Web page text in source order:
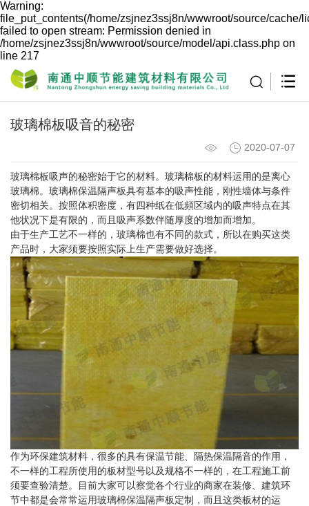
Warning:
file_put_contents(/home/zsjnez3ssj8n/wwwroot/source/cache/
failed to open stream: Permission denied in
/home/zsjnez3ssj8n/wwwroot/source/model/api.class.php on
line 217
玻璃棉板吸音的秘密
2020-07-07
玻璃棉板吸声的秘密始于它的材料。玻璃棉板的材料运用的是离心
玻璃棉。玻璃棉保温隔声板具有基本的吸声性能，刚性墙体与条件
密切相关。按照体积密度，有四种纸在低頻区域内的吸声特点在其
他状况下是有限的，而且吸声系数伴随厚度的增加而增加。
由于生产工艺不一样的，玻璃棉也有不同的款式，所以在购买这类
产品时，大家须要按照实际上生产需要做好选择。
作为环保建筑材料，很多的具有保温节能、隔热保温隔音的作用，
不一样的工程所使用的板材型号以及规格不一样的，在工程施工前
须要查验清楚。目前大家可以察觉各个行业的商家在装修、建筑环
节中都是会常常运用玻璃棉保温隔声板定制，而且这类板材的运